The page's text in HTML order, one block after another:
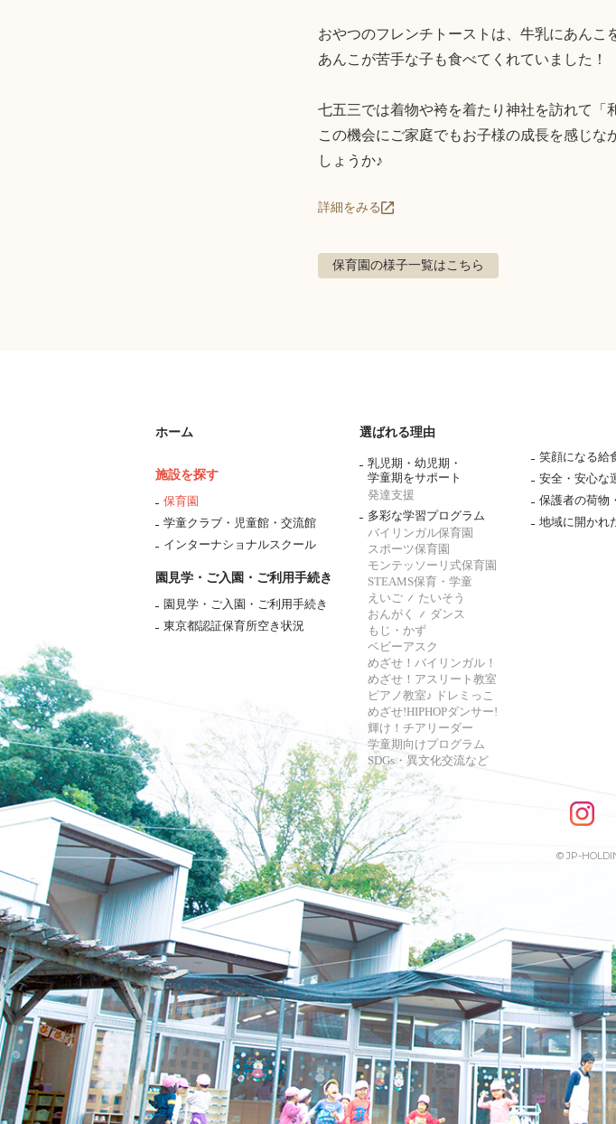
おやつのフレンチトーストは、牛乳にあんこ
あんこが苦手な子も食べてくれていました！
七五三では着物や袴を着たり神社を訪れて「
この機会にご家庭でもお子様の成長を感じ
しょうか♪
詳細をみる
保育園の様子一覧はこちら
ホーム
施設を探す
保育園
学童クラブ・児童館・交流館
インターナショナルスクール
園見学・ご入園・ご利用手続き
園見学・ご入園・ご利用手続き
東京都認証保育所空き状況
選ばれる理由
乳児期・幼児期・
学童期をサポート
発達支援
多彩な学習プログラム
バイリンガル保育園
スポーツ保育園
モンテッソーリ式保育園
STEAMS保育・学童
えいご
たいそう
おんがく
ダンス
もじ・かず
ベビーアスク
めざせ！バイリンガル！
めざせ！アスリート教室
ピアノ教室♪ ドレミっこ
めざせ!HIPHOPダンサー!
輝け！チアリーダー
学童期向けプログラム
SDGs・異文化交流など
笑顔になる給
安全・安心な
保護者の荷物
地域に開かれ
© JP-